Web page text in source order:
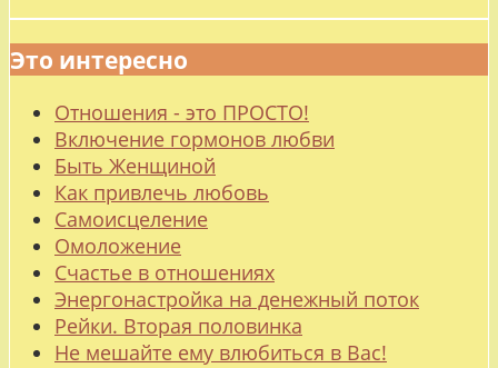
Это интересно
Отношения - это ПРОСТО!
Включение гормонов любви
Быть Женщиной
Как привлечь любовь
Самоисцеление
Омоложение
Счастье в отношениях
Энергонастройка на денежный поток
Рейки. Вторая половинка
Не мешайте ему влюбиться в Вас!